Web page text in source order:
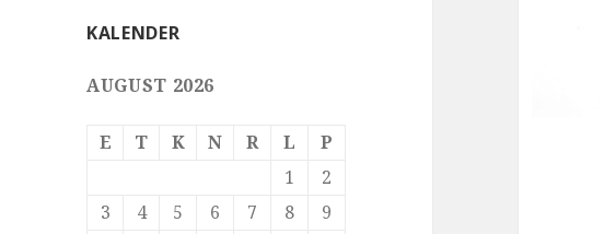
KALENDER
AUGUST 2026
E T K N R L P
1
2
3
4 5 6 7 8
9